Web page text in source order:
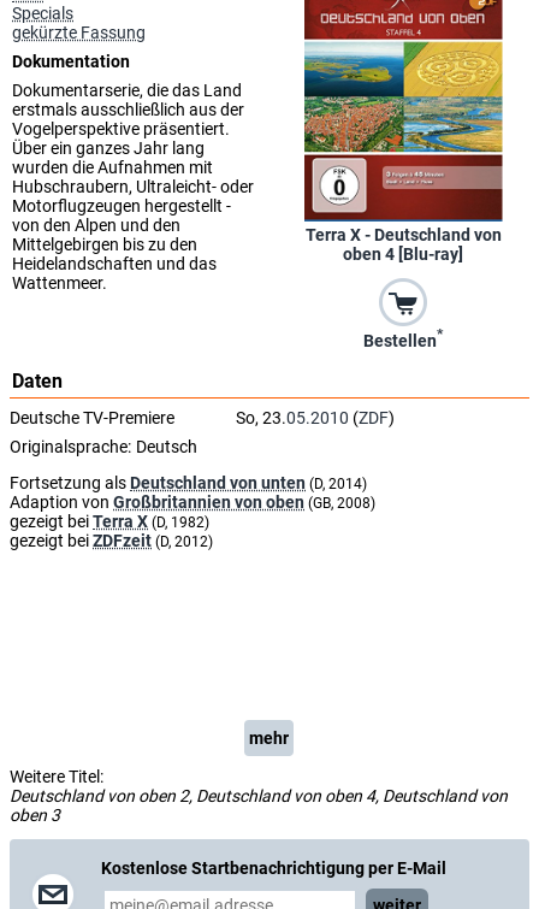
Terra X - Deutschland von
oben 4 [Blu-ray]
Bestellen*
Specials
gekürzte Fassung
Dokumentation
Dokumentarserie, die das Land
erstmals ausschließlich aus der
Vogelperspektive präsentiert.
Über ein ganzes Jahr lang
wurden die Aufnahmen mit
Hubschraubern, Ultraleicht- oder
Motorflugzeugen hergestellt -
von den Alpen und den
Mittelgebirgen bis zu den
Heidelandschaften und das
Wattenmeer.
Daten
Deutsche TV-Premiere So, 23.05.2010 (ZDF)
Originalsprache: Deutsch
Fortsetzung alsDeutschland von unten (D, 2014)
Adaption von Großbritannien von oben (GB, 2008)
gezeigt beiTerra X (D, 1982)
gezeigt beiZDFzeit (D, 2012)
mehr
Weitere Titel:
Deutschland von oben 2, Deutschland von oben 4, Deutschland von
oben 3
Kostenlose Startbenachrichtigung per E-Mail